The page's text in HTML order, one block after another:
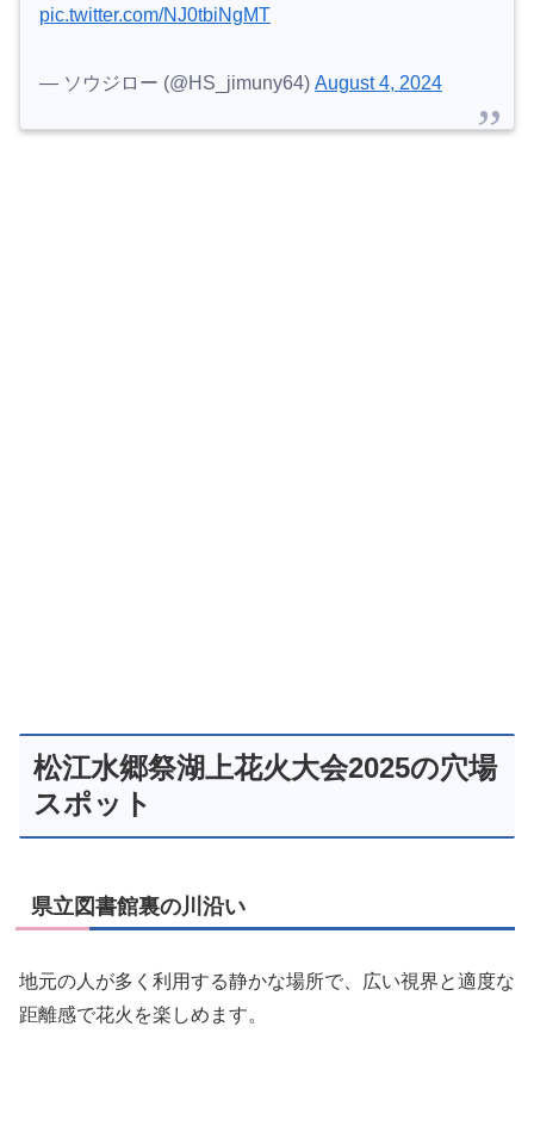
pic.twitter.com/NJ0tbiNgMT
— ソウジロー (@HS_jimuny64) August 4, 2024
松江水郷祭湖上花火大会2025の穴場
スポット
県立図書館裏の川沿い
地元の人が多く利用する静かな場所で、広い視界と適度な
距離感で花火を楽しめます。